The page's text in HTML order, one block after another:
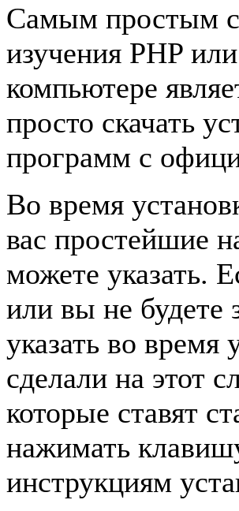
Самым простым
изучения PHP
компьютере
просто скачать
программ с
Во время
вас простейшие
можете указать.
или вы не будете
указать во время
сделали на этот
которые ставят
нажимать
инструкциям